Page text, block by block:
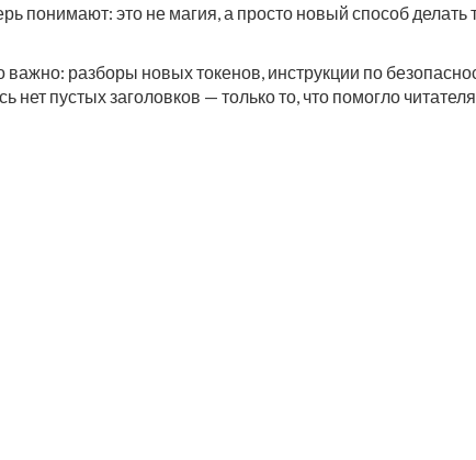
понимают: это не магия, а просто новый способ делать
разборы новых токенов, инструкции по
нет пустых заголовков — только то, что помогло